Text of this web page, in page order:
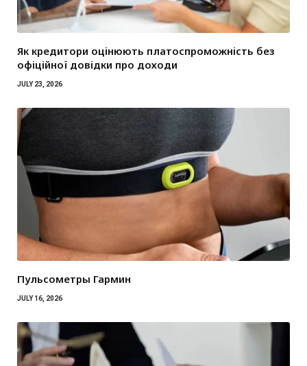
Як кредитори оцінюють платоспроможність без
офіційної довідки про доходи
JULY 23, 2026
Пульсометры Гармин
JULY 16, 2026